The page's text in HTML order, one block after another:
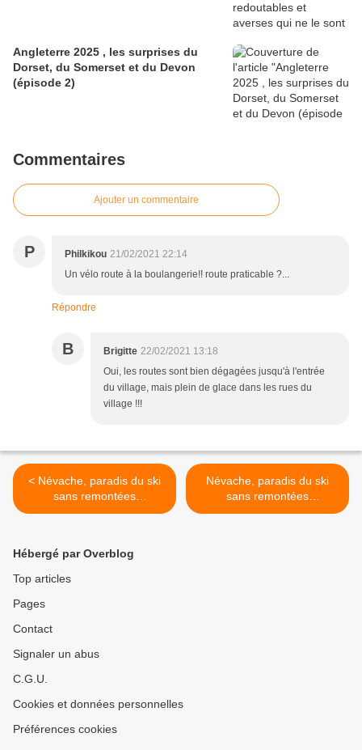
Angleterre 2025 , les surprises du
Dorset, du Somerset et du Devon
(épisode 2)
Commentaires
Ajouter un commentaire
P Philkikou 21/02/2021 22:14
Un vélo route à la boulangerie!! route praticable ?...
Répondre
B Brigitte 22/02/2021 13:18
Oui, les routes sont bien dégagées jusqu'à l'entrée
du village, mais plein de glace dans les rues du
village !!!
< Névache, paradis du ski
sans remontées
mécaniques ! (Partie 1)
Névache, paradis du ski
sans remontées
mécaniques ! (Partie 3) >
Hébergé par Overblog
Top articles
Pages
Contact
Signaler un abus
C.G.U.
Cookies et données personnelles
Préférences cookies